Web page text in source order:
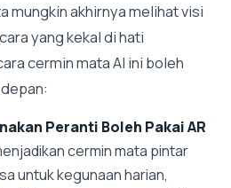
mungkin akhirnya melihat visi
yang kekal di hati
cermin mata AI ini boleh
Peranti Boleh Pakai AR
cermin mata pintar
untuk kegunaan harian,